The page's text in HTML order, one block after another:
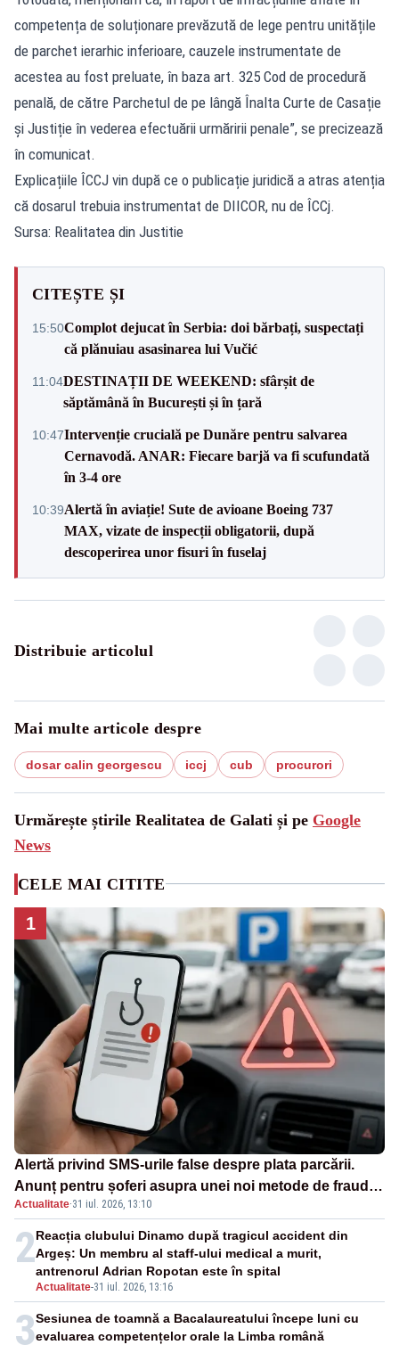
competența de soluționare prevăzută de lege pentru unitățile
de parchet ierarhic inferioare, cauzele instrumentate de
acestea au fost preluate, în baza art. 325 Cod de procedură
penală, de către Parchetul de pe lângă Înalta Curte de Casație
și Justiție în vederea efectuării urmăririi penale”, se precizează
în comunicat.
Explicațiile ÎCCJ vin după ce o publicație juridică a atras atenția
că dosarul trebuia instrumentat de DIICOR, nu de ÎCCj.
Sursa: Realitatea din Justitie
CITEȘTE ȘI
15:50Complot dejucat în Serbia: doi bărbați, suspectați
că plănuiau asasinarea lui Vučić
11:04DESTINAȚII DE WEEKEND: sfârșit de
săptămână în București și în țară
10:47Intervenție crucială pe Dunăre pentru salvarea
Cernavodă. ANAR: Fiecare barjă va fi scufundată
în 3-4 ore
10:39Alertă în aviație! Sute de avioane Boeing 737
MAX, vizate de inspecții obligatorii, după
descoperirea unor fisuri în fuselaj
Distribuie articolul
Mai multe articole despre
dosar calin georgescu iccj cub procurori
Urmărește știrile Realitatea de Galati și pe Google
News
CELE MAI CITITE
1
Alertă privind SMS-urile false despre plata parcării.
Anunț pentru șoferi asupra unei noi metode de fraudă
online
Actualitate·31 iul. 2026, 13:10
2
Actualitate-31 iul. 2026, 13:16
Reacția clubului Dinamo după tragicul accident din
Argeș: Un membru al staff-ului medical a murit,
antrenorul Adrian Ropotan este în spital
3Sesiunea de toamnă a Bacalaureatului începe luni cu
evaluarea competențelor orale la Limba română